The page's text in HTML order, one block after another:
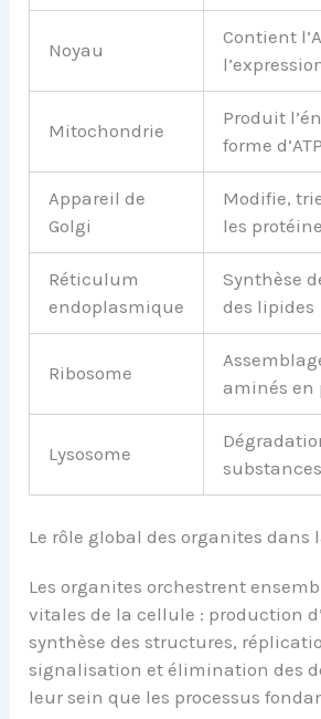
Noyau
Contient
Mitochondrie
Produit
forme d’ATP
Appareil de
Golgi
Modifie,
les
Réticulum
endoplasmique
Synthèse
des lipides
Ribosome
aminés en
Lysosome
Le rôle global des organites dans
Les organites orchestrent
vitales de la cellule : production
synthèse des structures,
signalisation et élimination des
leur sein que les processus